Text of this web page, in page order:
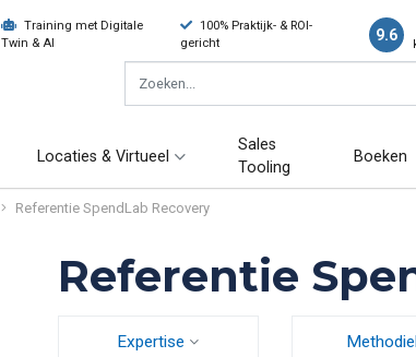
Training met Digitale
Twin & AI
100% Praktijk- & ROI-
gericht
9.6
Locaties & Virtueel
Sales
Tooling
Boeken
Referentie SpendLab Recovery
Referentie
Expertise